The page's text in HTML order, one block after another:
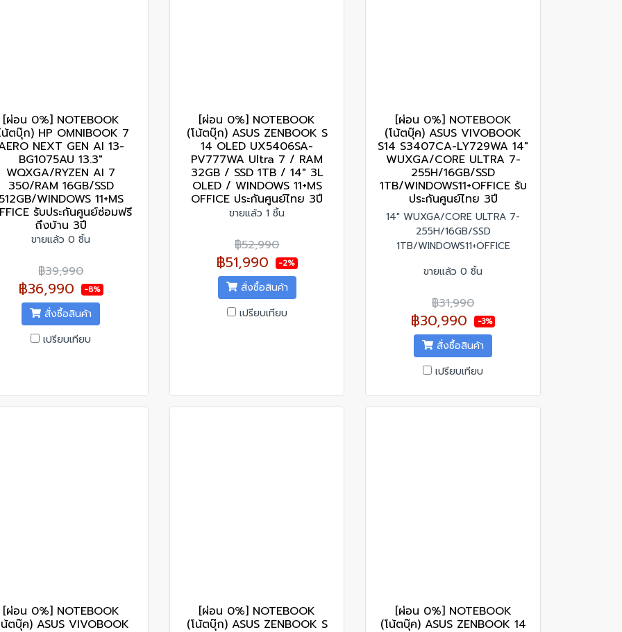
[ผ่อน 0%] NOTEBOOK
น้ตบุ๊ก) HP OMNIBOOK 7
NEXT GEN AI 13-
BG1075AU 13.3"
WQXGA/RYZEN AI 7
350/RAM 16GB/SSD
WINDOWS 11+MS
รับประกันศูนย์ซ่อมฟรี
ถึงบ้าน 3ปี
ขายแล้ว 0 ชิ้น
฿39,990
฿36,990 -8%
สั่งซื้อสินค้า
เปรียบเทียบ
[ผ่อน 0%] NOTEBOOK
(โน้ตบุ๊ก) ASUS ZENBOOK S
14 OLED UX5406SA-
PV777WA Ultra 7 / RAM
32GB / SSD 1TB / 14" 3L
OLED / WINDOWS 11+MS
OFFICE ประกันศูนย์ไทย 3ปี
ขายแล้ว 1 ชิ้น
฿52,990
฿51,990 -2%
สั่งซื้อสินค้า
เปรียบเทียบ
[ผ่อน 0%] NOTEBOOK
(โน้ตบุ๊ค) ASUS VIVOBOOK
S14 S3407CA-LY729WA 14"
WUXGA/CORE ULTRA 7-
255H/16GB/SSD
1TB/WINDOWS11+OFFICE รับ
ประกันศูนย์ไทย 3ปี
14" WUXGA/CORE ULTRA 7-
255H/16GB/SSD
1TB/WINDOWS11+OFFICE
ขายแล้ว 0 ชิ้น
฿31,990
฿30,990 -3%
สั่งซื้อสินค้า
เปรียบเทียบ
[ผ่อน 0%] NOTEBOOK
ตบุ๊ค) ASUS VIVOBOOK
[ผ่อน 0%] NOTEBOOK
(โน้ตบุ๊ก) ASUS ZENBOOK S
[ผ่อน 0%] NOTEBOOK
(โน้ตบุ๊ค) ASUS ZENBOOK 14